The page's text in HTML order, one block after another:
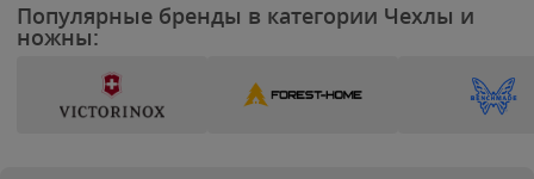
Популярные бренды в категории Чехлы и
ножны: